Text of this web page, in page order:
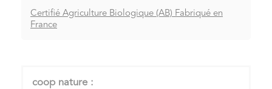
Certifié Agriculture Biologique (AB) Fabriqué en
France
coop nature :